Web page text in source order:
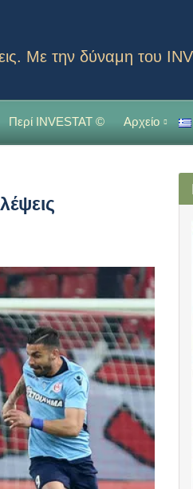
Με την δύναμη του
Περί INVESTAT © Αρχείο